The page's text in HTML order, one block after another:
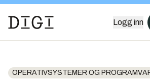
Logg inn
OPERATIVSYSTEMER OG